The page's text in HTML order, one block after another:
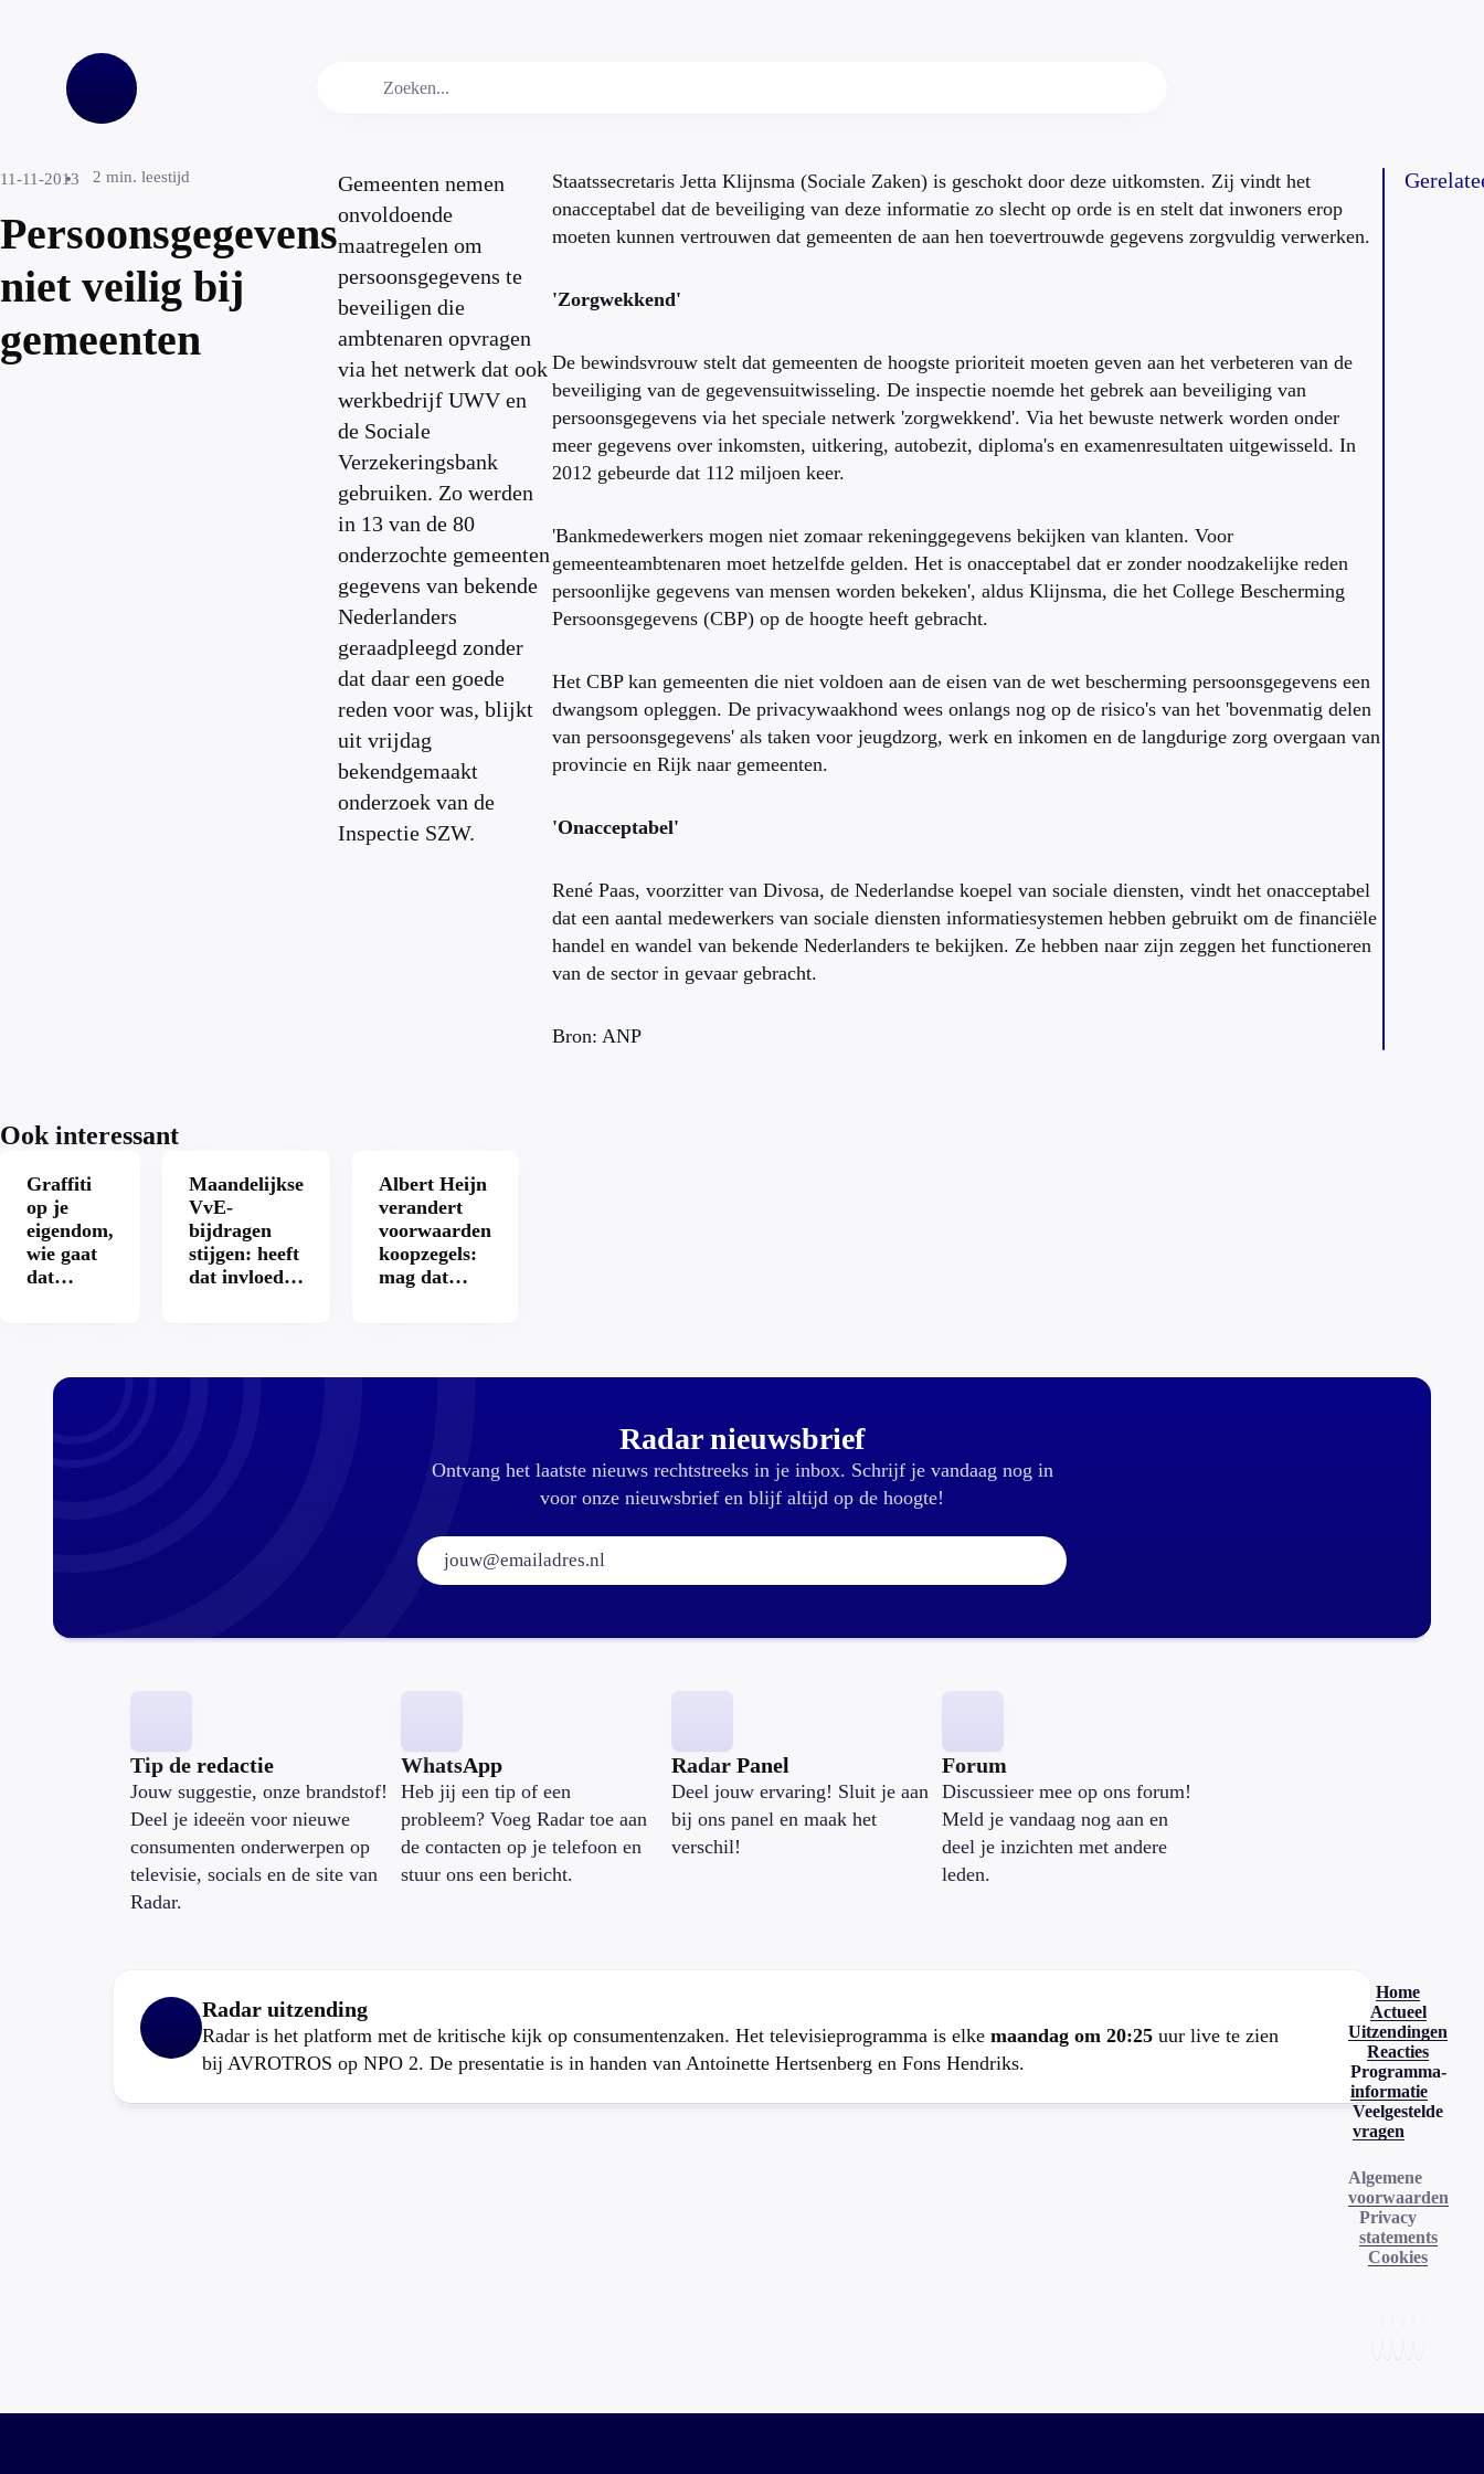
11-11-2013 2 min. leestijd
Persoonsgegevens
niet veilig bij
gemeenten
Gemeenten nemen
onvoldoende
maatregelen om
persoonsgegevens te
beveiligen die
ambtenaren opvragen
via het netwerk dat ook
werkbedrijf UWV en
de Sociale
Verzekeringsbank
gebruiken. Zo werden
in 13 van de 80
onderzochte gemeenten
gegevens van bekende
Nederlanders
geraadpleegd zonder
dat daar een goede
reden voor was, blijkt
uit vrijdag
bekendgemaakt
onderzoek van de
Inspectie SZW.
Staatssecretaris Jetta Klijnsma (Sociale Zaken) is geschokt door deze uitkomsten. Zij vindt het
onacceptabel dat de beveiliging van deze informatie zo slecht op orde is en stelt dat inwoners erop
moeten kunnen vertrouwen dat gemeenten de aan hen toevertrouwde gegevens zorgvuldig verwerken.
'Zorgwekkend'
De bewindsvrouw stelt dat gemeenten de hoogste prioriteit moeten geven aan het verbeteren van de
beveiliging van de gegevensuitwisseling. De inspectie noemde het gebrek aan beveiliging van
persoonsgegevens via het speciale netwerk 'zorgwekkend'. Via het bewuste netwerk worden onder
meer gegevens over inkomsten, uitkering, autobezit, diploma's en examenresultaten uitgewisseld. In
2012 gebeurde dat 112 miljoen keer.
'Bankmedewerkers mogen niet zomaar rekeninggegevens bekijken van klanten. Voor
gemeenteambtenaren moet hetzelfde gelden. Het is onacceptabel dat er zonder noodzakelijke reden
persoonlijke gegevens van mensen worden bekeken', aldus Klijnsma, die het College Bescherming
Persoonsgegevens (CBP) op de hoogte heeft gebracht.
Het CBP kan gemeenten die niet voldoen aan de eisen van de wet bescherming persoonsgegevens een
dwangsom opleggen. De privacywaakhond wees onlangs nog op de risico's van het 'bovenmatig delen
van persoonsgegevens' als taken voor jeugdzorg, werk en inkomen en de langdurige zorg overgaan van
provincie en Rijk naar gemeenten.
'Onacceptabel'
René Paas, voorzitter van Divosa, de Nederlandse koepel van sociale diensten, vindt het onacceptabel
dat een aantal medewerkers van sociale diensten informatiesystemen hebben gebruikt om de financiële
handel en wandel van bekende Nederlanders te bekijken. Ze hebben naar zijn zeggen het functioneren
van de sector in gevaar gebracht.
Bron: ANP
Ook interessant
Graffiti
op je
eigendom,
wie gaat
dat
Maandelijkse
VvE-
bijdragen
stijgen: heeft
dat invloed
Albert Heijn
verandert
voorwaarden
koopzegels:
mag dat
Radar nieuwsbrief
Ontvang het laatste nieuws rechtstreeks in je inbox. Schrijf je vandaag nog in
voor onze nieuwsbrief en blijf altijd op de hoogte!
E-mailadres:
Tip de redactie
Jouw suggestie, onze brandstof!
Deel je ideeën voor nieuwe
consumenten onderwerpen op
televisie, socials en de site van
Radar.
WhatsApp
Heb jij een tip of een
probleem? Voeg Radar toe aan
de contacten op je telefoon en
stuur ons een bericht.
Radar Panel
Deel jouw ervaring! Sluit je aan
bij ons panel en maak het
verschil!
Forum
Discussieer mee op ons forum!
Meld je vandaag nog aan en
deel je inzichten met andere
leden.
Radar uitzending
Radar is het platform met de kritische kijk op consumentenzaken. Het televisieprogramma is elke maandag om 20:25 uur live te zien
bij AVROTROS op NPO 2. De presentatie is in handen van Antoinette Hertsenberg en Fons Hendriks.
Home
Actueel
Uitzendingen
Reacties
Programma-
informatie
Veelgestelde
vragen
Algemene
voorwaarden
Privacy
statements
Cookies